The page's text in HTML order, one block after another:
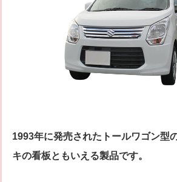
1993年に発売されたトールワゴン型
キの看板ともいえる製品です。